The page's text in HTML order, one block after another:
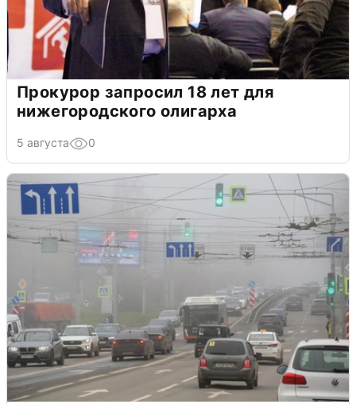
Прокурор запросил 18 лет для
нижегородского олигарха
5 августа 0